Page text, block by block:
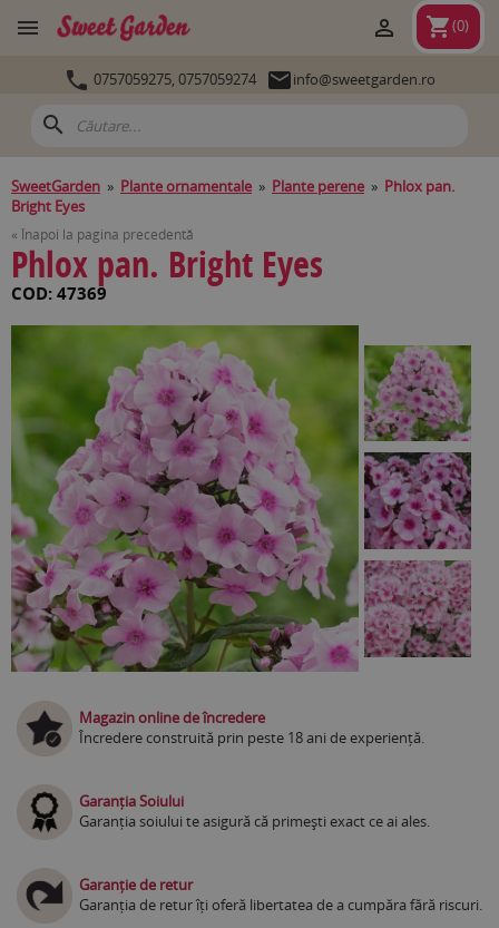
 shopping_cart(0)

 0757059275, 0757059274 info@sweetgarden.ro
search
SweetGarden » Plante ornamentale » Plante perene » Phlox pan.
Bright Eyes
« Înapoi la pagina precedentă
Phlox pan. Bright Eyes
COD: 47369
Magazin online de încredere
Încredere construită prin peste 18 ani de experiență.
Garanția Soiului
Garanția soiului te asigură că primești exact ce ai ales.
Garanție de retur
Garanția de retur îți oferă libertatea de a cumpăra fără riscuri.